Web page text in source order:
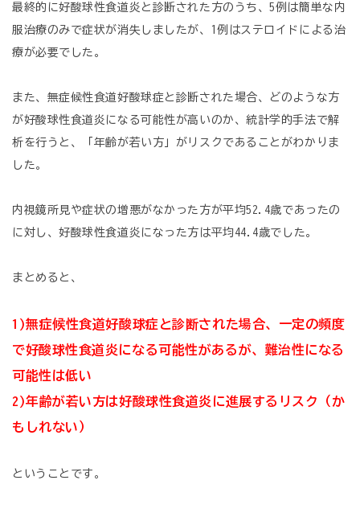
最終的に好酸球性食道炎と診断された方のうち、5例は簡単な内
服治療のみで症状が消失しましたが、1例はステロイドによる治
療が必要でした。
また、無症候性食道好酸球症と診断された場合、どのような方
が好酸球性食道炎になる可能性が高いのか、統計学的手法で解
析を行うと、「年齢が若い方」がリスクであることがわかりま
した。
内視鏡所見や症状の増悪がなかった方が平均52.4歳であったの
に対し、好酸球性食道炎になった方は平均44.4歳でした。
まとめると、
1)無症候性食道好酸球症と診断された場合、一定の頻度
で好酸球性食道炎になる可能性があるが、難治性になる
可能性は低い
2)年齢が若い方は好酸球性食道炎に進展するリスク（か
もしれない）
ということです。